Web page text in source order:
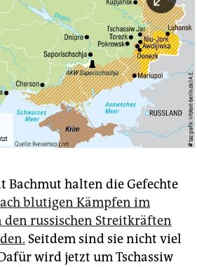
Bachmut halten die Gefechte
blutigen Kämpfen im
den russischen Streitkräften
Seitdem sind sie nicht viel
wird jetzt um Tschassiw